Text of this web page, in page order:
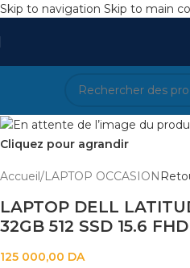
Skip to navigation Skip to main
Cliquez pour agrandir
Accueil /LAPTOP OCCASION
LAPTOP DELL
32GB 512 SSD 15.6
125 000,00 DA